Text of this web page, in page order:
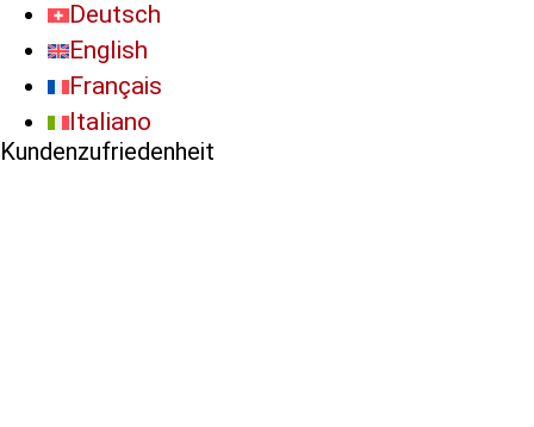
Deutsch
English
Français
Italiano
Kundenzufriedenheit